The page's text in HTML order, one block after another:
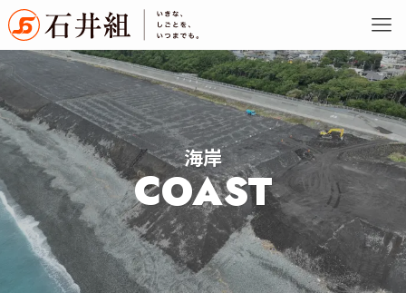
海岸
COAST